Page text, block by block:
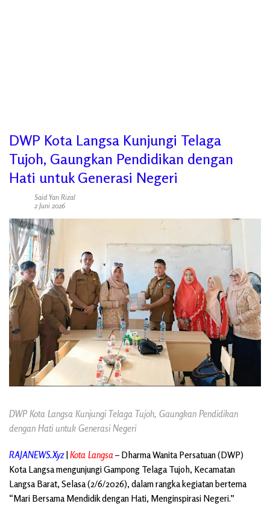
DWP Kota Langsa Kunjungi Telaga
Tujoh, Gaungkan Pendidikan dengan
Hati untuk Generasi Negeri
Said Yan Rizal
2 Juni 2026
DWP Kota Langsa Kunjungi Telaga Tujoh, Gaungkan Pendidikan
dengan Hati untuk Generasi Negeri
RAJANEWS.Xyz|Kota Langsa– Dharma Wanita Persatuan (DWP)
Kota Langsa mengunjungi Gampong Telaga Tujoh, Kecamatan
Langsa Barat, Selasa (2/6/2026), dalam rangka kegiatan bertema
“Mari Bersama Mendidik dengan Hati, Menginspirasi Negeri.”